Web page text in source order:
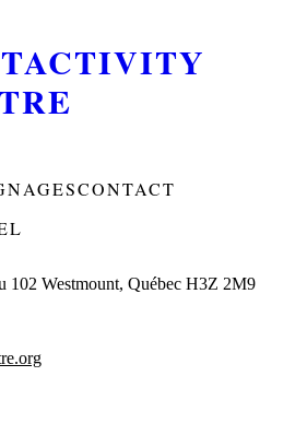
CONTACT
102 Westmount, Québec H3Z 2M9